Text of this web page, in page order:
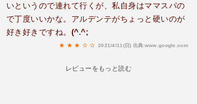
いというので連れて行くが、私自身はママスパの
で丁度いいかな。アルデンテがちょっと硬いのが
好き好きですね。(^.^;
2021/4/11(日) 出典:www.google.com
レビューをもっと読む